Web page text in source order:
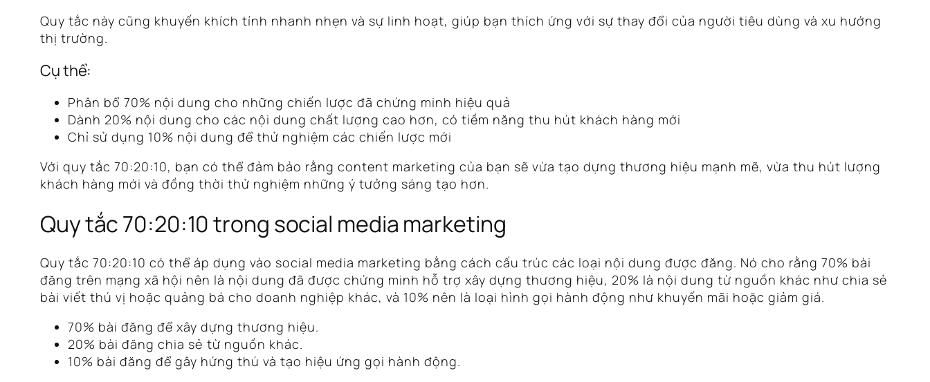
Quy tắc này cũng khuyến khích tính nhanh nhẹn và sự linh hoạt, giúp bạn thích ứng với sự thay đổi của người tiêu dùng và xu hướng
thị trường.
Cụ thể:
Phân bổ 70% nội dung cho những chiến lược đã chứng minh hiệu quả
Dành 20% nội dung cho các nội dung chất lượng cao hơn, có tiềm năng thu hút khách hàng mới
Chỉ sử dụng 10% nội dung để thử nghiệm các chiến lược mới
Với quy tắc 70:20:10, bạn có thể đảm bảo rằng content marketing của bạn sẽ vừa tạo dựng thương hiệu mạnh mẽ, vừa thu hút lượng
khách hàng mới và đồng thời thử nghiệm những ý tưởng sáng tạo hơn.
Quy tắc 70:20:10 trong social media marketing
Quy tắc 70:20:10 có thể áp dụng vào social media marketing bằng cách cấu trúc các loại nội dung được đăng. Nó cho rằng 70% bài
đăng trên mạng xã hội nên là nội dung đã được chứng minh hỗ trợ xây dựng thương hiệu, 20% là nội dung từ nguồn khác như chia sẻ
bài viết thú vị hoặc quảng bá cho doanh nghiệp khác, và 10% nên là loại hình gọi hành động như khuyến mãi hoặc giảm giá.
70% bài đăng để xây dựng thương hiệu.
20% bài đăng chia sẻ từ nguồn khác.
10% bài đăng để gây hứng thú và tạo hiệu ứng gọi hành động.